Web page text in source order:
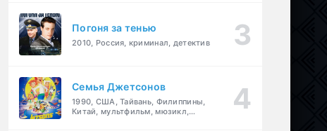
Погоня за тенью
2010, Россия, криминал, детектив
Семья Джетсонов
1990, США, Тайвань, Филиппины,
Китай, мультфильм, мюзикл,